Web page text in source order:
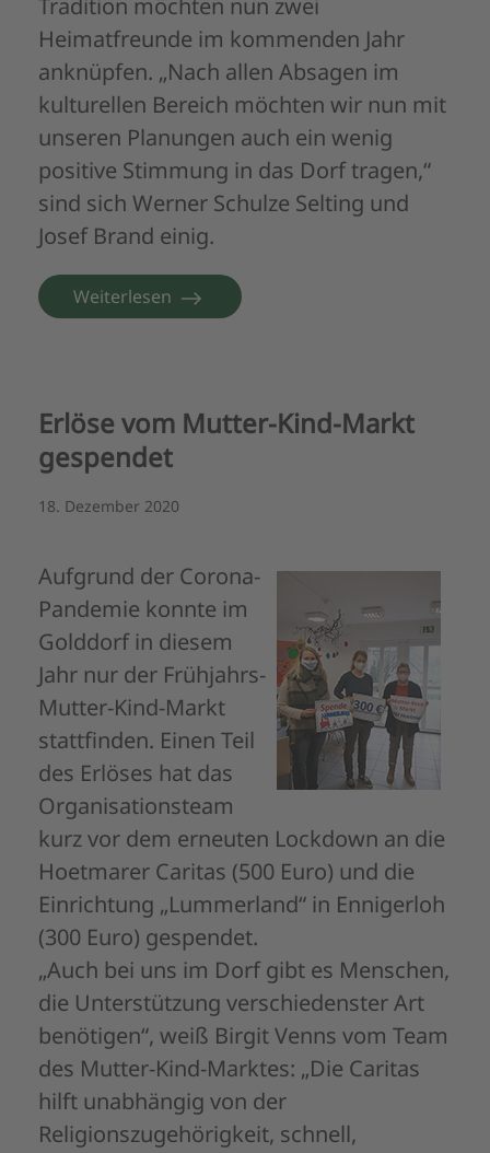
Tradition möchten nun zwei
Heimatfreunde im kommenden Jahr
anknüpfen. „Nach allen Absagen im
kulturellen Bereich möchten wir nun mit
unseren Planungen auch ein wenig
positive Stimmung in das Dorf tragen,“
sind sich Werner Schulze Selting und
Josef Brand einig.
Weiterlesen
Erlöse vom Mutter-Kind-Markt
gespendet
18. Dezember 2020
Aufgrund der Corona-
Pandemie konnte im
Golddorf in diesem
Jahr nur der Frühjahrs-
Mutter-Kind-Markt
stattfinden. Einen Teil
des Erlöses hat das
Organisationsteam
kurz vor dem erneuten Lockdown an die
Hoetmarer Caritas (500 Euro) und die
Einrichtung „Lummerland“ in Ennigerloh
(300 Euro) gespendet.
„Auch bei uns im Dorf gibt es Menschen,
die Unterstützung verschiedenster Art
benötigen“, weiß Birgit Venns vom Team
des Mutter-Kind-Marktes: „Die Caritas
hilft unabhängig von der
Religionszugehörigkeit, schnell,